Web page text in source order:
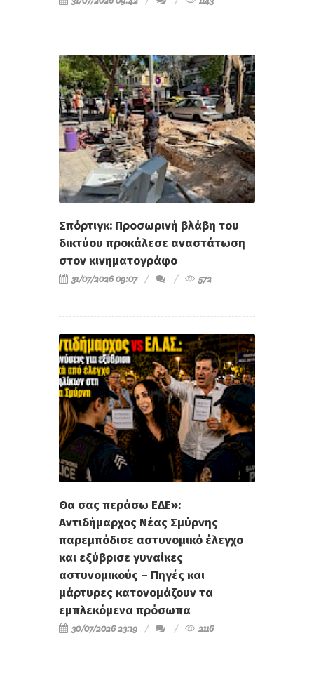
Σπόρτιγκ: Προσωρινή βλάβη του
δικτύου προκάλεσε αναστάτωση
στον κινηματογράφο
31/07/2026 09:07 572
Θα σας περάσω ΕΔΕ»:
Αντιδήμαρχος Νέας Σμύρνης
παρεμπόδισε αστυνομικό έλεγχο
και εξύβρισε γυναίκες
αστυνομικούς – Πηγές και
μάρτυρες κατονομάζουν τα
εμπλεκόμενα πρόσωπα
30/07/2026 23:19 2116